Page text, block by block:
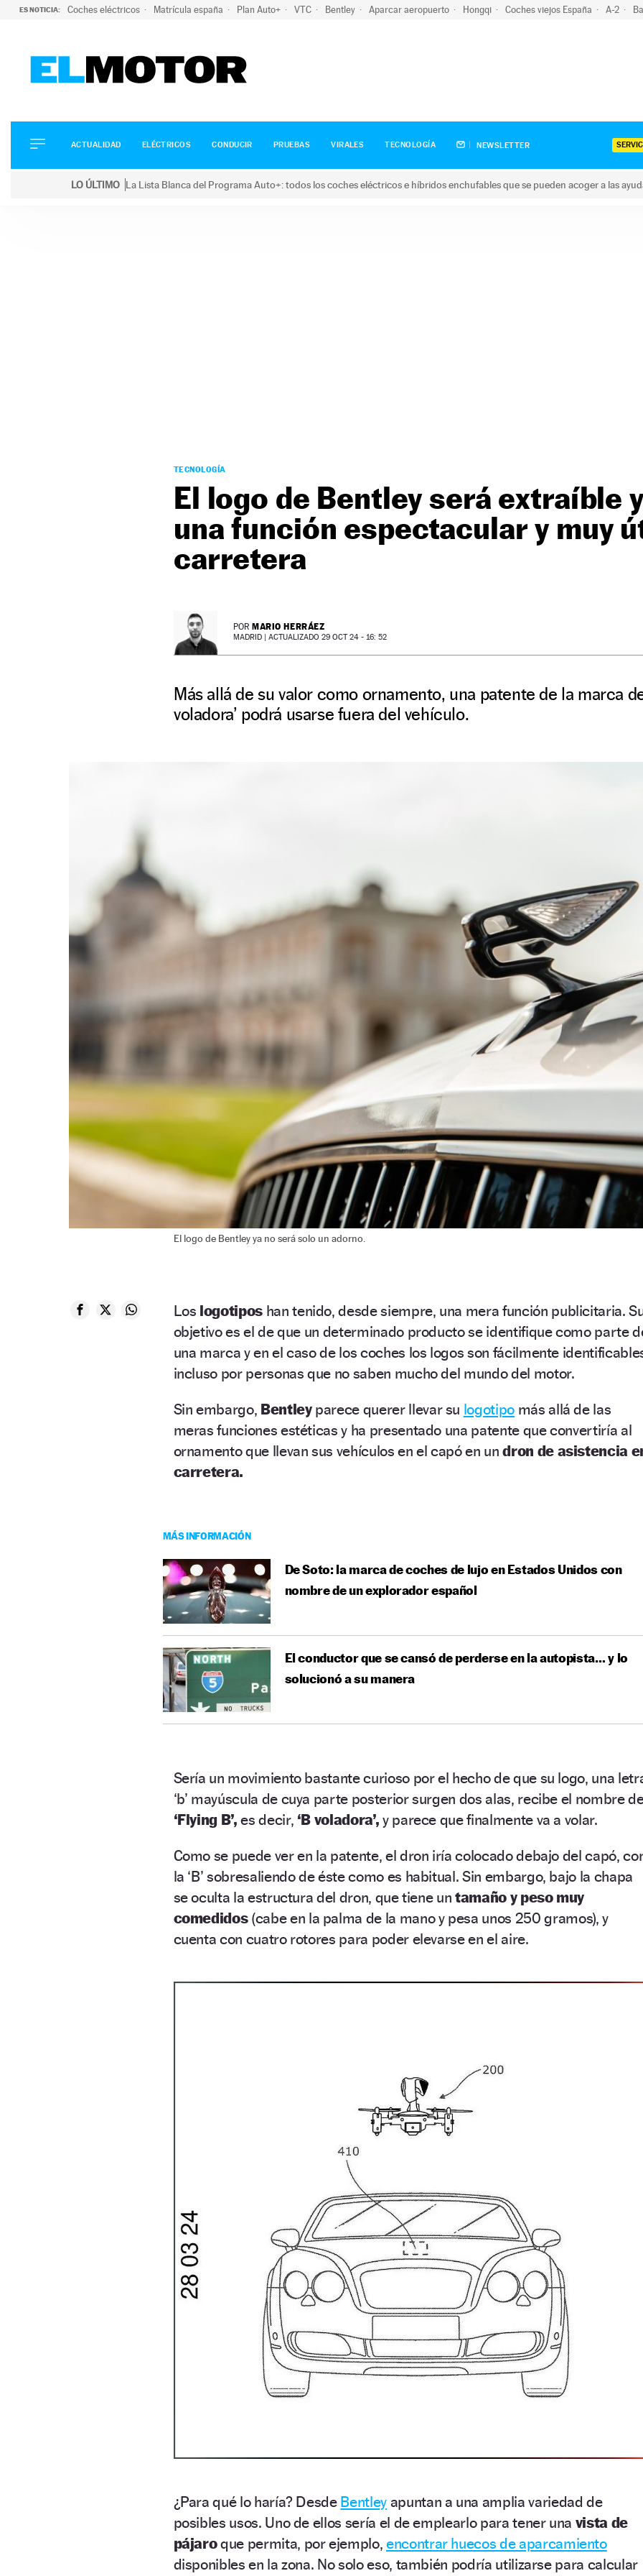
ES NOTICIA: Coches eléctricos Matrícula españa Plan Auto+ VTC Bentley Aparcar aeropuerto Hongqi Coches viejos España A-2
ELÉCTRICOS
CONDUCIR
ACTUALIDAD ELÉCTRICOS CONDUCIR PRUEBAS VIRALES TECNOLOGÍA NEWSLETTER
LO ÚLTIMO La Lista Blanca del Programa Auto+: todos los coches eléctricos e híbridos enchufables que se pueden acoger a las
TECNOLOGÍA
El logo de Bentley será extraíble
una función espectacular y muy
carretera
POR MARIO HERRÁEZ
MADRID | ACTUALIZADO 29 OCT 24 - 16: 52
Más allá de su valor como ornamento, una patente de la marca
voladora’ podrá usarse fuera del vehículo.
El logo de Bentley ya no será solo un adorno.
Los logotipos han tenido, desde siempre, una mera función publicitaria.
objetivo es el de que un determinado producto se identifique como parte
una marca y en el caso de los coches los logos son fácilmente
incluso por personas que no saben mucho del mundo del motor.
Sin embargo, Bentley parece querer llevar su logotipomás allá de las
meras funciones estéticas y ha presentado una patente que convertiría al
ornamento que llevan sus vehículos en el capó en undron de asistencia
carretera.
MÁS INFORMACIÓN
De Soto: la marca de coches de lujo en Estados Unidos con
nombre de un explorador español
El conductor que se cansó de perderse en la autopista… y lo
solucionó a su manera
Sería un movimiento bastante curioso por el hecho de que su logo, una
‘b’ mayúscula de cuya parte posterior surgen dos alas, recibe el nombre
‘Flying B’,es decir, ‘B voladora’, y parece que finalmente va a volar.
Como se puede ver en la patente, el dron iría colocado debajo del capó,
la ‘B’ sobresaliendo de éste como es habitual. Sin embargo, bajo la chapa
se oculta la estructura del dron, que tiene untamaño y peso muy
comedidos(cabe en la palma de la mano y pesa unos 250 gramos), y
cuenta con cuatro rotores para poder elevarse en el aire.
¿Para qué lo haría? Desde Bentleyapuntan a una amplia variedad de
posibles usos. Uno de ellos sería el de emplearlo para tener una vista de
pájaroque permita, por ejemplo, encontrar huecos de aparcamiento
disponibles en la zona. No solo eso, también podría utilizarse para calcular